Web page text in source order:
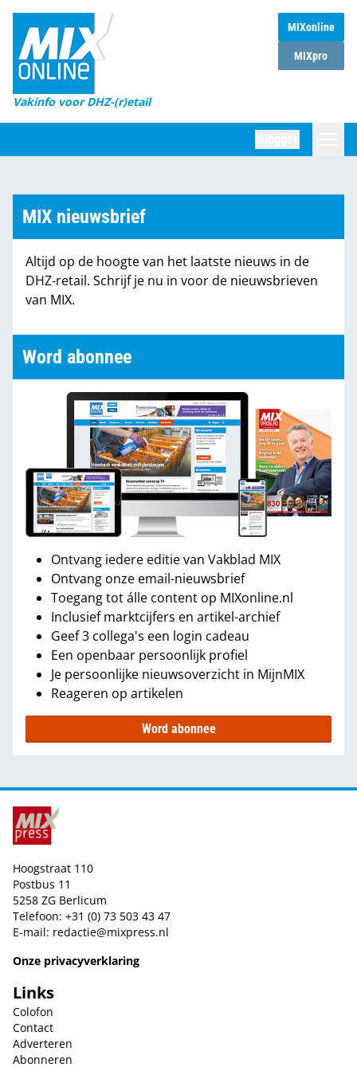
MIXonline
MIXpro
Vakinfo voor DHZ-(r)etail
Home
Magazines
DHZ Sessie
Marktcijfers
Partners
MIX nieuwsbrief
Altijd op de hoogte van het laatste nieuws in de
DHZ-retail. Schrijf je nu in voor de nieuwsbrieven
van MIX.
Word abonnee
Ontvang iedere editie van Vakblad MIX
Ontvang onze email-nieuwsbrief
Toegang tot álle content op MIXonline.nl
Inclusief marktcijfers en artikel-archief
Geef 3 collega's een login cadeau
Een openbaar persoonlijk profiel
Je persoonlijke nieuwsoverzicht in MijnMIX
Reageren op artikelen
Word abonnee
Hoogstraat 110
Postbus 11
5258 ZG Berlicum
Telefoon: +31 (0) 73 503 43 47
E-mail: redactie@mixpress.nl
Onze privacyverklaring
Links
Colofon
Contact
Adverteren
Abonneren